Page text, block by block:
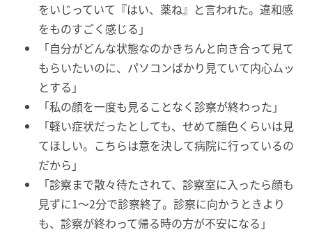
をいじっていて『はい、薬ね』と言われた。違和感
をものすごく感じる」
「自分がどんな状態なのかきちんと向き合って見て
もらいたいのに、パソコンばかり見ていて内心ムッ
とする」
「私の顔を一度も見ることなく診察が終わった」
「軽い症状だったとしても、せめて顔色くらいは見
てほしい。こちらは意を決して病院に行っているの
だから」
「診察まで散々待たされて、診察室に入ったら顔も
見ずに1〜2分で診察終了。診察に向かうときより
も、診察が終わって帰る時の方が不安になる」